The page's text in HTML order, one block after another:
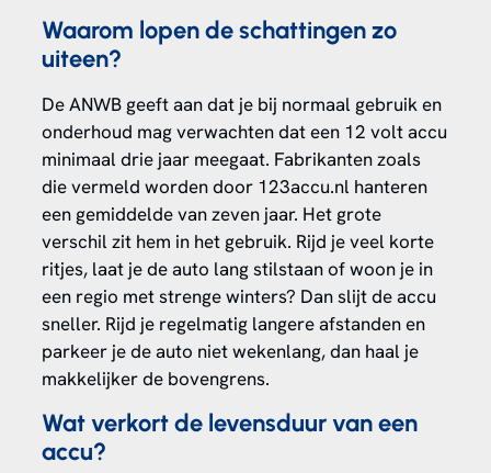
Waarom lopen de schattingen zo
uiteen?
De ANWB geeft aan dat je bij normaal gebruik en
onderhoud mag verwachten dat een 12 volt accu
minimaal drie jaar meegaat. Fabrikanten zoals
die vermeld worden door 123accu.nl hanteren
een gemiddelde van zeven jaar. Het grote
verschil zit hem in het gebruik. Rijd je veel korte
ritjes, laat je de auto lang stilstaan of woon je in
een regio met strenge winters? Dan slijt de accu
sneller. Rijd je regelmatig langere afstanden en
parkeer je de auto niet wekenlang, dan haal je
makkelijker de bovengrens.
Wat verkort de levensduur van een
accu?